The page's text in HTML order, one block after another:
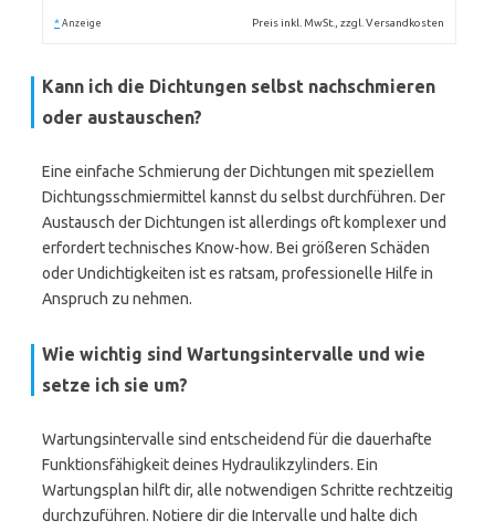
* Anzeige Preis inkl. MwSt., zzgl. Versandkosten
Kann ich die Dichtungen selbst nachschmieren
oder austauschen?
Eine einfache Schmierung der Dichtungen mit speziellem
Dichtungsschmiermittel kannst du selbst durchführen. Der
Austausch der Dichtungen ist allerdings oft komplexer und
erfordert technisches Know-how. Bei größeren Schäden
oder Undichtigkeiten ist es ratsam, professionelle Hilfe in
Anspruch zu nehmen.
Wie wichtig sind Wartungsintervalle und wie
setze ich sie um?
Wartungsintervalle sind entscheidend für die dauerhafte
Funktionsfähigkeit deines Hydraulikzylinders. Ein
Wartungsplan hilft dir, alle notwendigen Schritte rechtzeitig
durchzuführen. Notiere dir die Intervalle und halte dich